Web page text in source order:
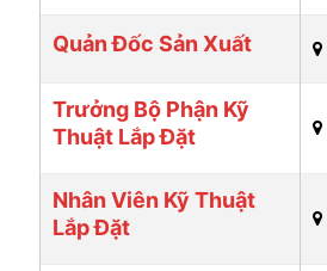
Quản Đốc Sản Xuất
Trưởng Bộ Phận Kỹ
Thuật Lắp Đặt
Nhân Viên Kỹ Thuật
Lắp Đặt